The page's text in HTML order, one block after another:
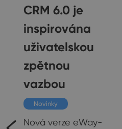
CRM 6.0 je
inspirována
uživatelskou
zpětnou
vazbou
Novinky
Nová verze eWay-